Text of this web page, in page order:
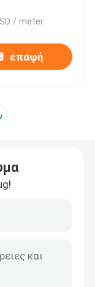
/ meter
επαφή